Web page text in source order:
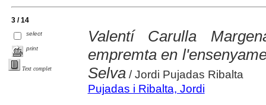
3 / 14
select
print
Text complet
Valentí Carulla
empremta en
Selva/ Jordi Pujadas Ribalta
Pujadas i Ribalta, Jordi